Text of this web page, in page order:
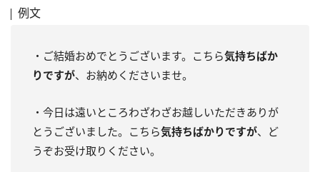
例文
・ご結婚おめでとうございます。こちら気持ちばか
りですが、お納めくださいませ。
・今日は遠いところわざわざお越しいただきありが
とうございました。こちら気持ちばかりですが、ど
うぞお受け取りください。